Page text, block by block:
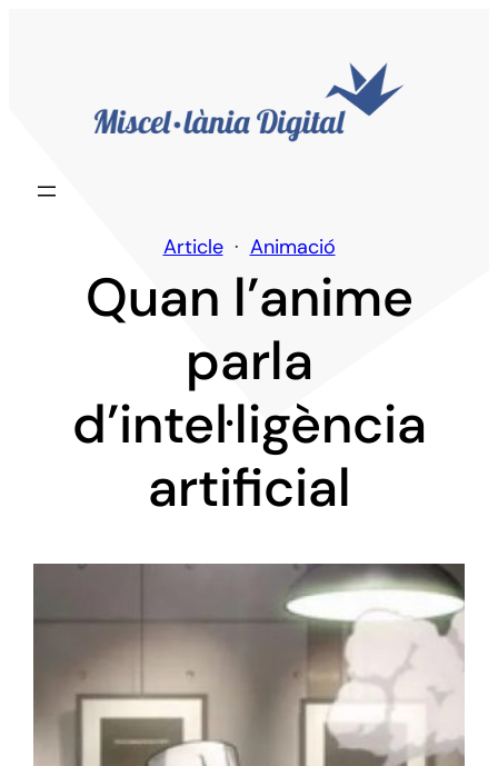
contingut
Article Animació
Quan l’anime
parla
d’intel·ligència
artificial